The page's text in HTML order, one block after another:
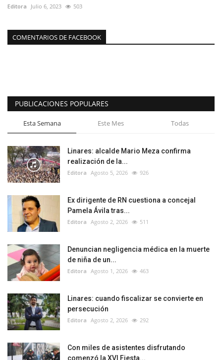
Editora Julio 6, 2023 503
COMENTARIOS DE FACEBOOK
PUBLICACIONES POPULARES
Esta Semana Este Mes Todas
Linares: alcalde Mario Meza confirma
realización de la...
Editora Agosto 5, 2026 926
Ex dirigente de RN cuestiona a concejal
Pamela Ávila tras...
Editora Agosto 2, 2026 511
Denuncian negligencia médica en la muerte
de niña de un...
Editora Agosto 1, 2026 463
Linares: cuando fiscalizar se convierte en
persecución
Editora Agosto 2, 2026 292
Con miles de asistentes disfrutando
comenzó la XVI Fiesta...